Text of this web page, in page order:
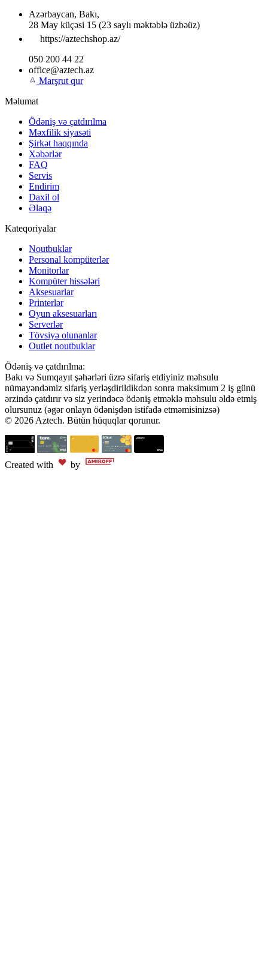
Azərbaycan, Bakı,
28 May küçəsi 15 (23 saylı məktəblə üzbəüz)
https://aztechshop.az/
050 200 44 22
office@aztech.az
Marşrut qur
Məlumat
Ödəniş və çatdırılma
Məxfilik siyasəti
Şirkət haqqında
Xəbərlər
FAQ
Servis
Endirim
Daxil ol
Əlaqə
Kateqoriyalar
Noutbuklar
Personal kompüterlər
Monitorlar
Kompüter hissələri
Aksesuarlar
Printerlər
Oyun aksesuarları
Serverlər
Tövsiyə olunanlar
Outlet noutbuklar
Ödəniş və çatdırılma:
Bakı və Sumqayıt şəhərləri üzrə sifariş etdiyiniz məhsulu
nümayəndəmiz sifariş yerləşdirildikdən sonra maksimum 2 iş günü
ərzində çatdırır və siz yerindəcə ödəniş etməklə məhsulu əldə etmiş
olursunuz (əgər onlayn ödənişdən istifadə etməmisinizsə)
© 2026 Aztech. Bütün hüquqlar qorunur.
Created with by